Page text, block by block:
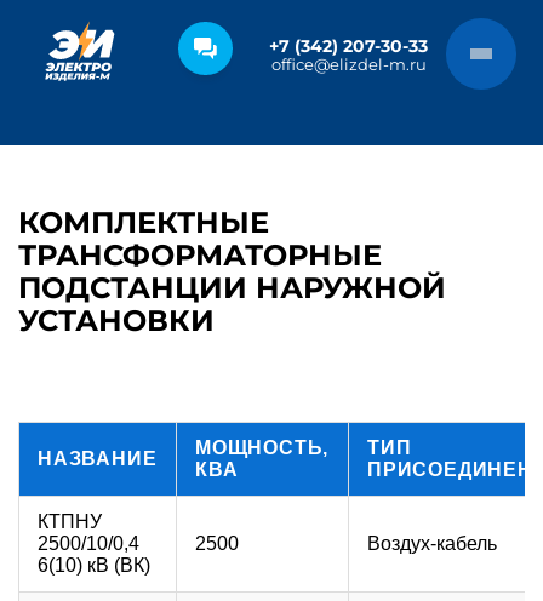
+7 (342) 207-30-33
office@elizdel-m.ru
КОМПЛЕКТНЫЕ
ТРАНСФОРМАТОРНЫЕ
ПОДСТАНЦИИ НАРУЖНОЙ
УСТАНОВКИ
НАЗВАНИЕ
МОЩНОСТЬ,
КВА
ТИП
КТПНУ
2500/10/0,4
6(10) кВ (ВК)
2500 Воздух-кабель